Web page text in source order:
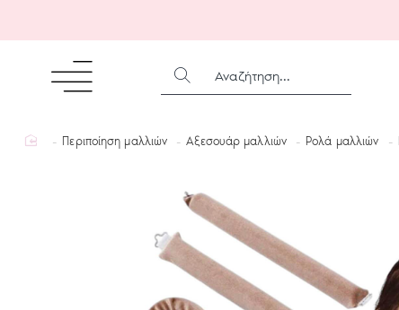
ΑΝΑΖΉΤΗΣΗ...
homeΠεριποίηση μαλλιών Αξεσουάρ μαλλιών Ρολά μαλλιών